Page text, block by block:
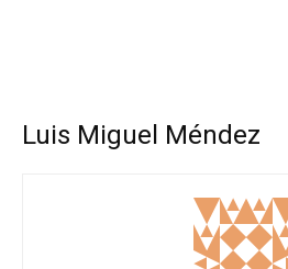
Luis Miguel Méndez